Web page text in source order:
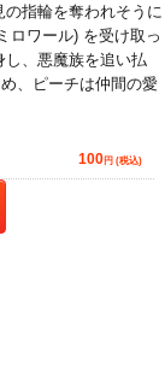
指輪を奪われそうに
ロワール) を受け取っ
し、悪魔族を追い払
、ピーチは仲間の愛
100円 (税込)